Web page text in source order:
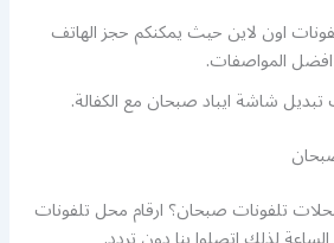
اون لاين حيث يمكنكم حجز الهاتف
المواصفات.
شاشة ايباد صبحان مع الكفالة.
تلفونات صبحان؟ ارقام محل تلفونات